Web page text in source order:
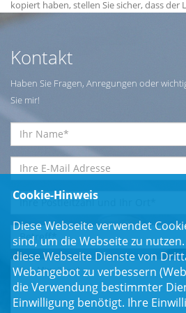
kopiert haben, stellen Sie sicher, dass der
Kontakt
Haben Sie Fragen, Anregungen oder
Sie mir!
Cookie-Hinweis
Diese Webseite verwendet
sind, um die Webseite zu
diese Webseite Dienste von
Webangebot zu verbessern
die Verwendung bestimmter
Einwilligung benötigt. Ihre